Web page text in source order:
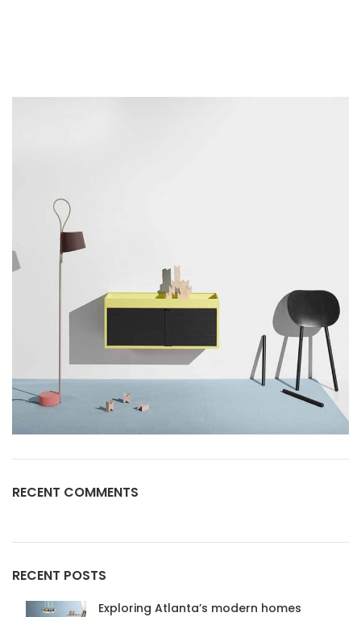
RECENT COMMENTS
RECENT POSTS
Exploring Atlanta’s modern homes